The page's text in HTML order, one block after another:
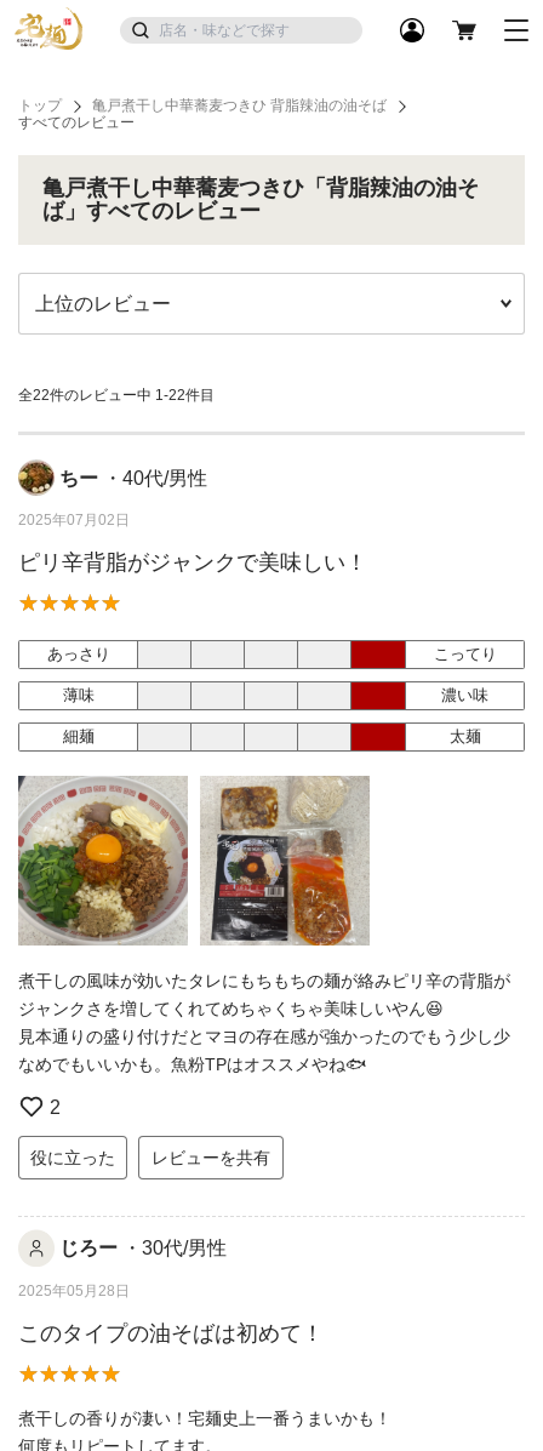
トップ
亀戸煮干し中華蕎麦つきひ 背脂辣油の油そば
すべてのレビュー
亀戸煮干し中華蕎麦つきひ「背脂辣油の油そ
ば」すべてのレビュー
全22件のレビュー中 1-22件目
ちー ・40代/男性
2025年07月02日
ピリ辛背脂がジャンクで美味しい！
あっさり こってり
薄味 濃い味
細麺 太麺
煮干しの風味が効いたタレにもちもちの麺が絡みピリ辛の背脂が
ジャンクさを増してくれてめちゃくちゃ美味しいやん😆
見本通りの盛り付けだとマヨの存在感が強かったのでもう少し少
なめでもいいかも。魚粉TPはオススメやね🐟
2
役に立った レビューを共有
じろー ・30代/男性
2025年05月28日
このタイプの油そばは初めて！
煮干しの香りが凄い！宅麺史上一番うまいかも！
何度もリピートしてます。